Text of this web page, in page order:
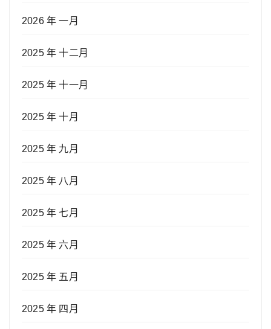
2026 年 一月
2025 年 十二月
2025 年 十一月
2025 年 十月
2025 年 九月
2025 年 八月
2025 年 七月
2025 年 六月
2025 年 五月
2025 年 四月